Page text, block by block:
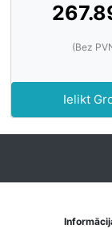
(Bez
Ielikt